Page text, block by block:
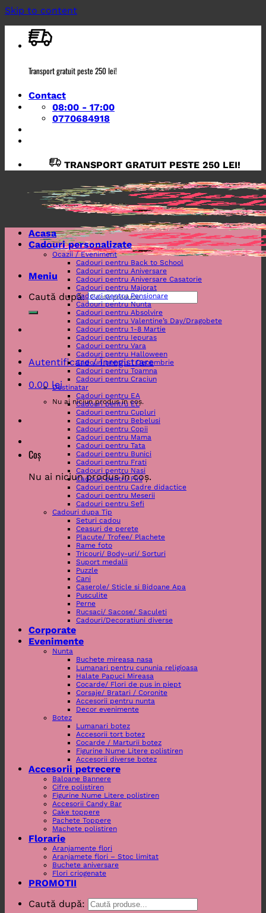
Skip to content
Transport gratuit peste 250 lei!
Contact
08:00 - 17:00
0770684918
TRANSPORT GRATUIT PESTE 250 LEI!
Meniu
Caută după:
Autentificare / Înregistrare
0.00 lei
Nu ai niciun produs în coș.
Coș
Nu ai niciun produs în coș.
Acasa
Cadouri personalizate
Ocazii / Eveniment
Cadouri pentru Back to School
Cadouri pentru Aniversare
Cadouri pentru Aniversare Casatorie
Cadouri pentru Majorat
Cadouri pentru Pensionare
Cadouri pentru Nunta
Cadouri pentru Absolvire
Cadouri pentru Valentine’s Day/Dragobete
Cadouri pentru 1-8 Martie
Cadouri pentru Iepuras
Cadouri pentru Vara
Cadouri pentru Halloween
Cadouri pentru 1 Decembrie
Cadouri pentru Toamna
Cadouri pentru Craciun
Destinatar
Cadouri pentru EA
Cadouri pentru EL
Cadouri pentru Cupluri
Cadouri pentru Bebelusi
Cadouri pentru Copii
Cadouri pentru Mama
Cadouri pentru Tata
Cadouri pentru Bunici
Cadouri pentru Frati
Cadouri pentru Nasi
Cadouri pentru Fini
Cadouri pentru Cadre didactice
Cadouri pentru Meserii
Cadouri pentru Sefi
Cadouri dupa Tip
Seturi cadou
Ceasuri de perete
Placute/ Trofee/ Plachete
Rame foto
Tricouri/ Body-uri/ Sorturi
Suport medalii
Puzzle
Cani
Caserole/ Sticle si Bidoane Apa
Pusculite
Perne
Rucsaci/ Sacose/ Saculeti
Cadouri/Decoratiuni diverse
Corporate
Evenimente
Nunta
Buchete mireasa nasa
Lumanari pentru cununia religioasa
Halate Papuci Mireasa
Cocarde/ Flori de pus in piept
Corsaje/ Bratari / Coronite
Accesorii pentru nunta
Decor evenimente
Botez
Lumanari botez
Accesorii tort botez
Cocarde / Marturii botez
Figurine Nume Litere polistiren
Accesorii diverse botez
Accesorii petrecere
Baloane Bannere
Cifre polistiren
Figurine Nume Litere polistiren
Accesorii Candy Bar
Cake toppere
Pachete Toppere
Machete polistiren
Florarie
Aranjamente flori
Aranjamete flori – Stoc limitat
Buchete aniversare
Flori criogenate
PROMOTII
Caută după: